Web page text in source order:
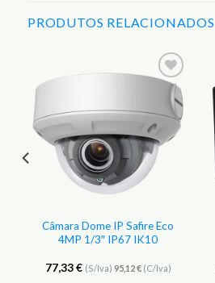
PRODUTOS RELACIONADOS
Adicionar
Favoritos
Câmara Dome IP Safire Eco
4MP 1/3″ IP67 IK10
77,33€ (S/Iva) 95,12€(C/Iva)